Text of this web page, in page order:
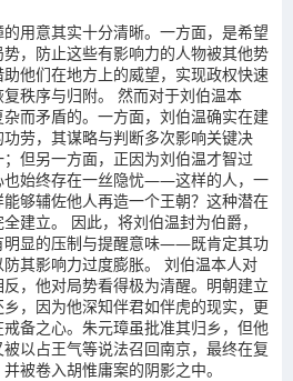
用意其实十分清晰。一方面，是希望
，防止这些有影响力的人物被其他势
他们在地方上的威望，实现政权快速
秩序与归附。 然而对于刘伯温本
而矛盾的。一方面，刘伯温确实在建
劳，其谋略与判断多次影响关键决
但另一方面，正因为刘伯温才智过
也始终存在一丝隐忧——这样的人，一
够辅佐他人再造一个王朝？这种潜在
建立。 因此，将刘伯温封为伯爵，
明显的压制与提醒意味——既肯定其功
其影响力过度膨胀。 刘伯温本人对
，他对局势看得极为清醒。明朝建立
，因为他深知伴君如伴虎的现实，更
备之心。朱元璋虽批准其归乡，但他
以占王气等说法召回南京，最终在复
被卷入胡惟庸案的阴影之中。